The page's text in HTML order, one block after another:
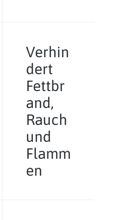
Verhin
dert
Fettbr
and,
Rauch
und
Flamm
en